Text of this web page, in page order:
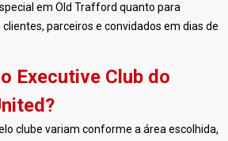
em Old Trafford quanto para
parceiros e convidados em dias de
Executive Club do
clube variam conforme a área escolhida,